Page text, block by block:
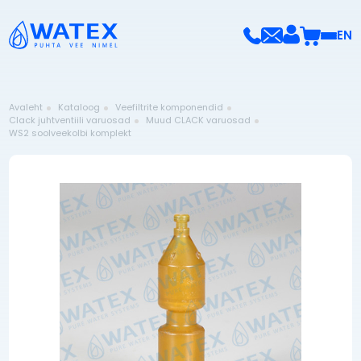
EN
Avaleht Kataloog
Veefiltrite komponendid
Clack juhtventiili varuosad
Muud CLACK varuosad
WS2 soolveekolbi komplekt